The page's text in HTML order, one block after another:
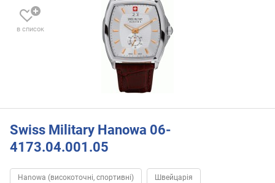
в список
Swiss Military Hanowa 06-
4173.04.001.05
Hanowa (високоточні, спортивні) Швейцарія